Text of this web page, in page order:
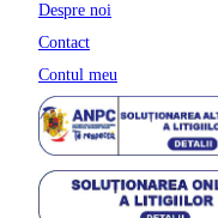
Despre noi
Contact
Contul meu